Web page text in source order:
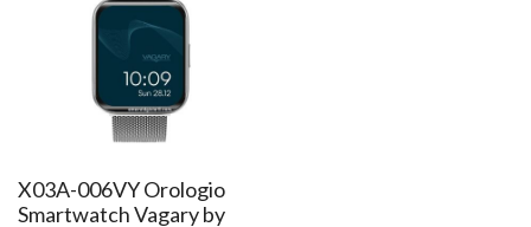
X03A-006VY Orologio
Smartwatch Vagary by